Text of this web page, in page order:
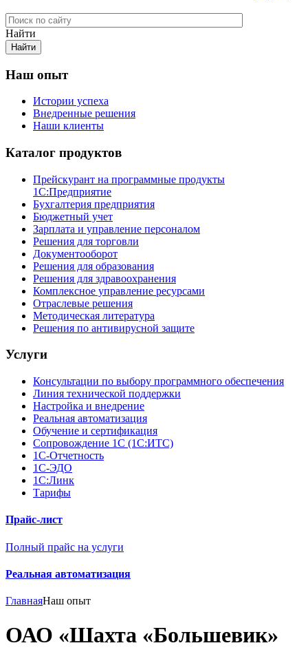
Найти
Наш опыт
Истории успеха
Внедренные решения
Наши клиенты
Каталог продуктов
Прейскурант на программные продукты
1С:Предприятие
Бухгалтерия предприятия
Бюджетный учет
Зарплата и управление персоналом
Решения для торговли
Документооборот
Решения для образования
Решения для здравоохранения
Комплексное управление ресурсами
Отраслевые решения
Методическая литература
Решения по антивирусной защите
Услуги
Консультации по выбору программного обеспечения
Линия технической поддержки
Настройка и внедрение
Реальная автоматизация
Обучение и сертификация
Сопровождение 1С (1С:ИТС)
1С-Отчетность
1С-ЭДО
1С:Линк
Тарифы
Прайс-лист
Полный прайс на услуги
Реальная автоматизация
ГлавнаяНаш опыт
ОАО «Шахта «Большевик»